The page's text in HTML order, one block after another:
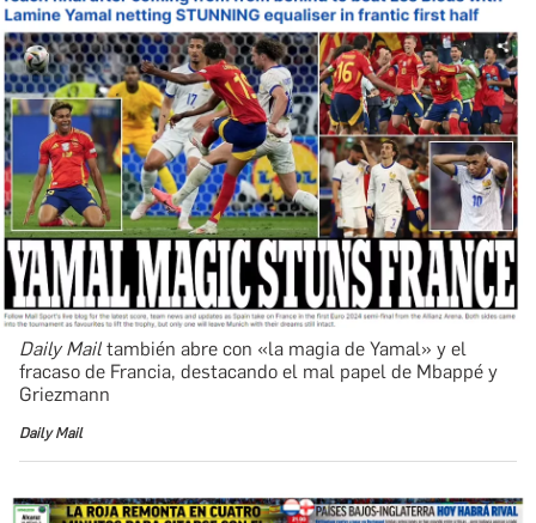
Daily Mail también abre con «la magia de Yamal» y el
fracaso de Francia, destacando el mal papel de Mbappé y
Griezmann
Daily Mail